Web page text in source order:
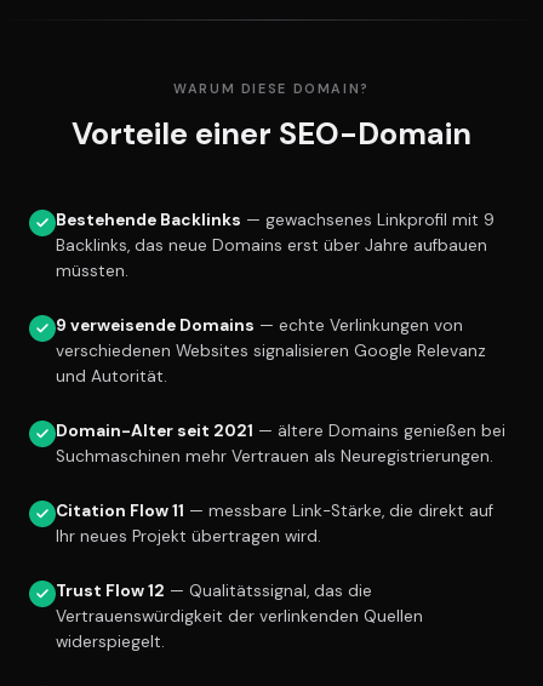
WARUM DIESE DOMAIN?
Vorteile einer SEO-Domain
Bestehende Backlinks — gewachsenes Linkprofil mit 9
Backlinks, das neue Domains erst über Jahre aufbauen
müssten.
9 verweisende Domains — echte Verlinkungen von
verschiedenen Websites signalisieren Google Relevanz
und Autorität.
Domain-Alter seit 2021 — ältere Domains genießen bei
Suchmaschinen mehr Vertrauen als Neuregistrierungen.
Citation Flow 11 — messbare Link-Stärke, die direkt auf
Ihr neues Projekt übertragen wird.
Trust Flow 12 — Qualitätssignal, das die
Vertrauenswürdigkeit der verlinkenden Quellen
widerspiegelt.